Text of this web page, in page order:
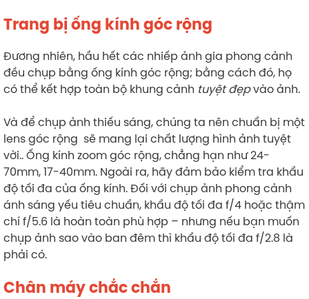
Trang bị ống kính góc rộng
Đương nhiên, hầu hết các nhiếp ảnh gia phong cảnh
đều chụp bằng ống kính góc rộng; bằng cách đó, họ
có thể kết hợp toàn bộ khung cảnh tuyệt đẹpvào ảnh.
Và để chụp ảnh thiếu sáng, chúng ta nên chuẩn bị một
lens góc rộng sẽ mang lại chất lượng hình ảnh tuyệt
vời.. Ống kính zoom góc rộng, chẳng hạn như 24-
70mm, 17-40mm. Ngoài ra, hãy đảm bảo kiểm tra khẩu
độ tối đa của ống kính. Đối với chụp ảnh phong cảnh
ánh sáng yếu tiêu chuẩn, khẩu độ tối đa f/4 hoặc thậm
chí f/5.6 là hoàn toàn phù hợp – nhưng nếu bạn muốn
chụp ảnh sao vào ban đêm thì khẩu độ tối đa f/2.8 là
phải có.
Chân máy chắc chắn